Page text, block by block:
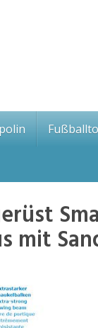
mit